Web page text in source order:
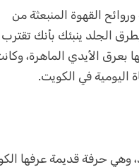
الكويت
القهوة المنبعثة من
الجلد ينبئك بأنك
بعرق الأيدي الماهرة،
اليومية في الكويت.
وهي حرفة قديمة عرفها